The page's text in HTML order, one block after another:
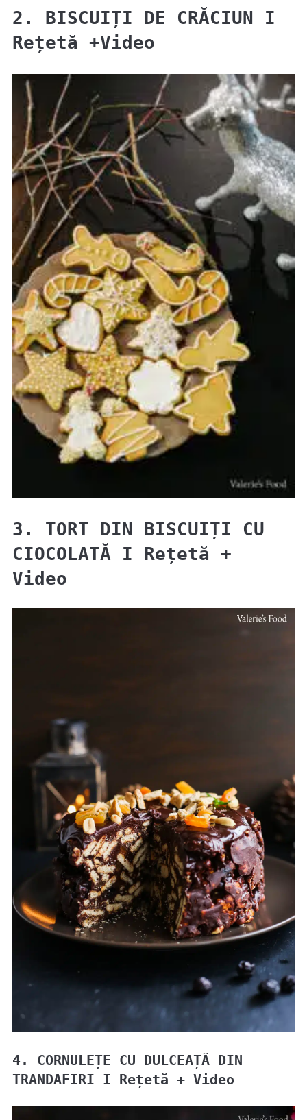
2. BISCUIȚI DE CRĂCIUN I
Rețetă +Video
3. TORT DIN BISCUIȚI CU
CIOCOLATĂ I Rețetă +
Video
4. CORNULEȚE CU DULCEAȚĂ DIN
TRANDAFIRI I Rețetă + Video